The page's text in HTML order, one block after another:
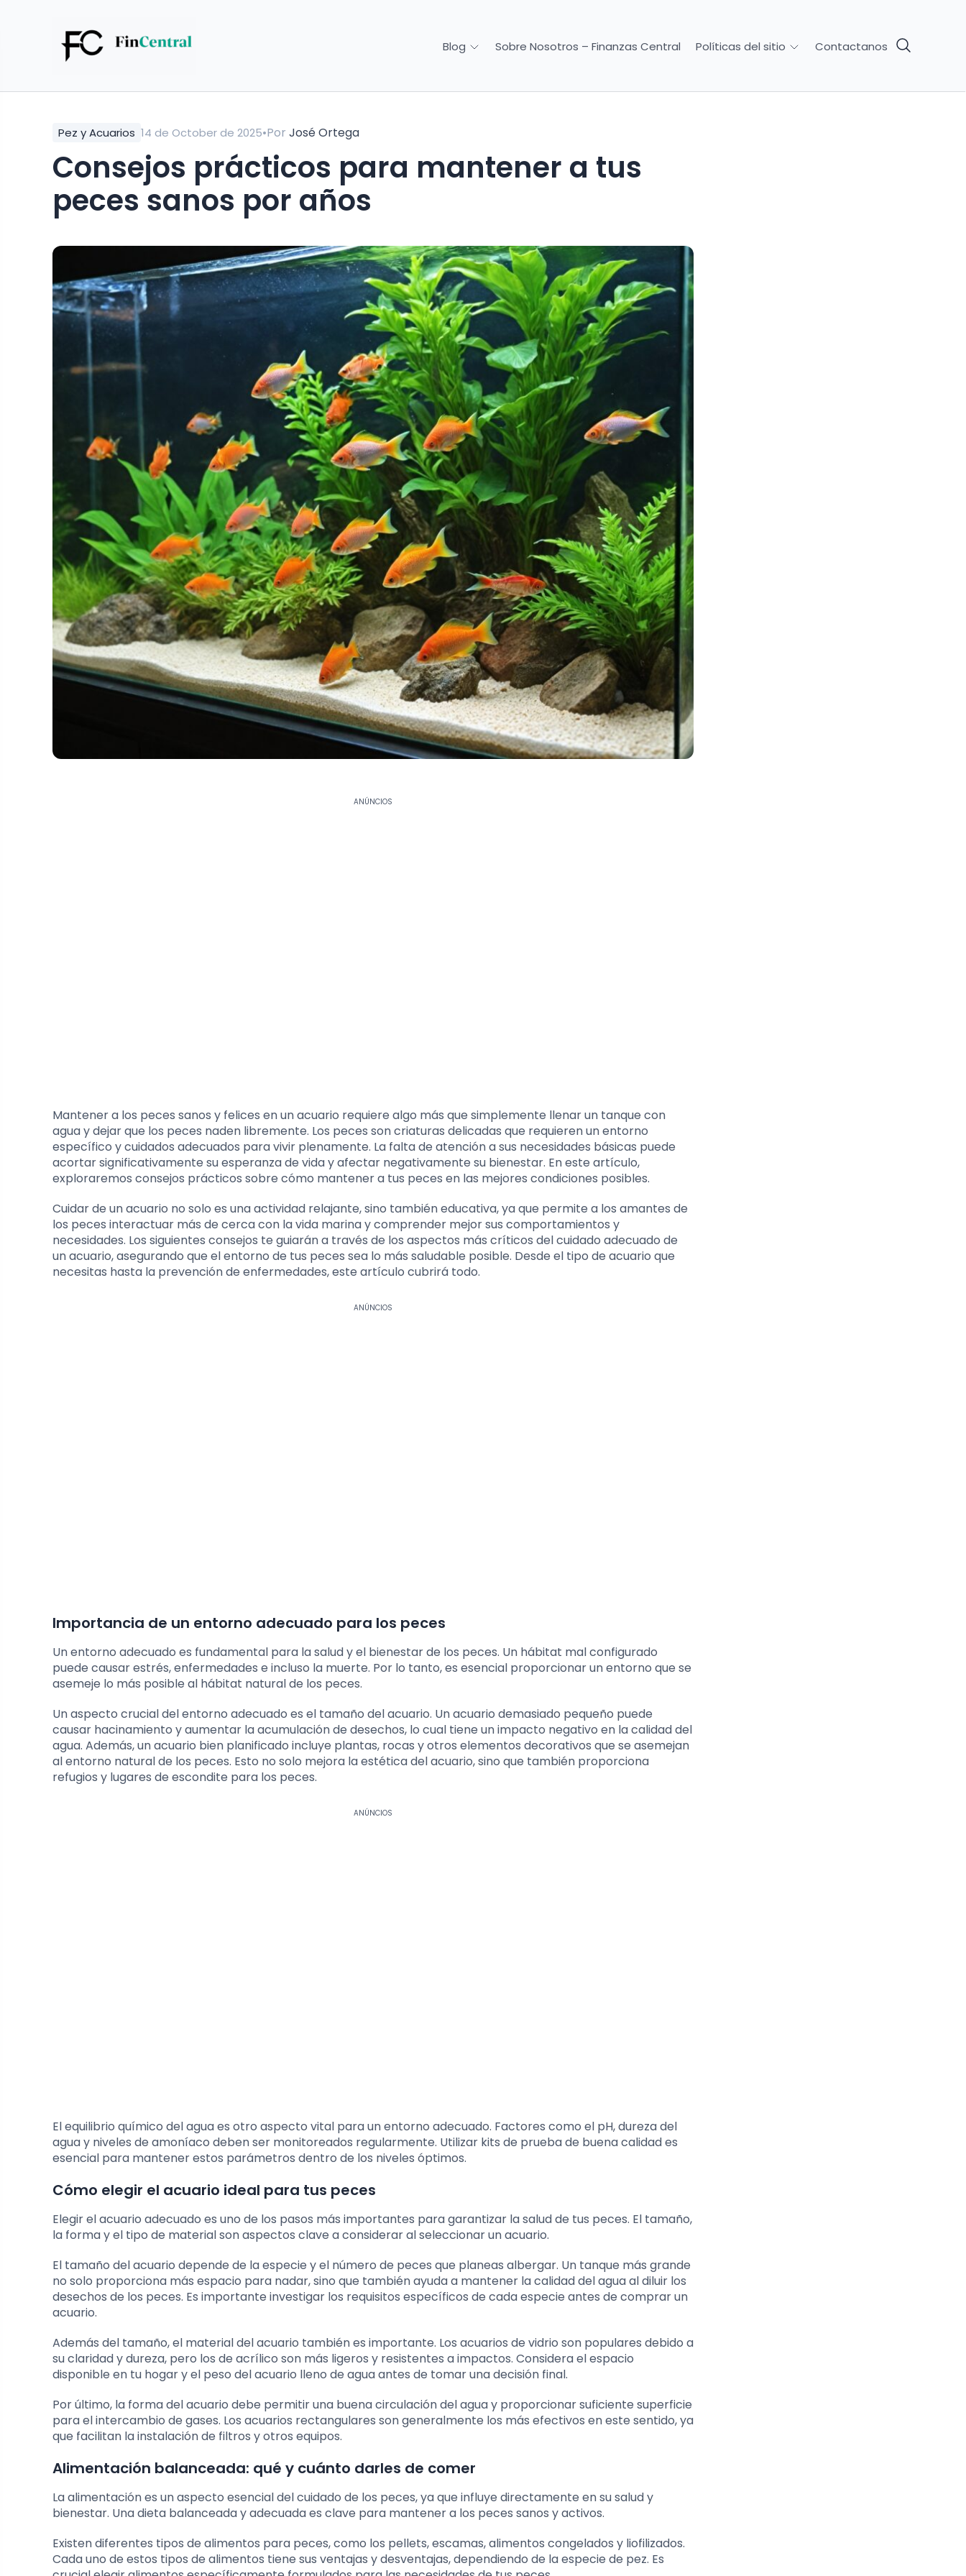
Blog Sobre Nosotros – Finanzas Central Políticas del sitio Contactanos
Pez y Acuarios 14 de October de 2025•Por José Ortega
Consejos prácticos para mantener a tus
peces sanos por años
ANÚNCIOS
Mantener a los peces sanos y felices en un acuario requiere algo más que simplemente llenar un tanque con
agua y dejar que los peces naden libremente. Los peces son criaturas delicadas que requieren un entorno
específico y cuidados adecuados para vivir plenamente. La falta de atención a sus necesidades básicas puede
acortar significativamente su esperanza de vida y afectar negativamente su bienestar. En este artículo,
exploraremos consejos prácticos sobre cómo mantener a tus peces en las mejores condiciones posibles.
Cuidar de un acuario no solo es una actividad relajante, sino también educativa, ya que permite a los amantes de
los peces interactuar más de cerca con la vida marina y comprender mejor sus comportamientos y
necesidades. Los siguientes consejos te guiarán a través de los aspectos más críticos del cuidado adecuado de
un acuario, asegurando que el entorno de tus peces sea lo más saludable posible. Desde el tipo de acuario que
necesitas hasta la prevención de enfermedades, este artículo cubrirá todo.
ANÚNCIOS
Importancia de un entorno adecuado para los peces
Un entorno adecuado es fundamental para la salud y el bienestar de los peces. Un hábitat mal configurado
puede causar estrés, enfermedades e incluso la muerte. Por lo tanto, es esencial proporcionar un entorno que se
asemeje lo más posible al hábitat natural de los peces.
Un aspecto crucial del entorno adecuado es el tamaño del acuario. Un acuario demasiado pequeño puede
causar hacinamiento y aumentar la acumulación de desechos, lo cual tiene un impacto negativo en la calidad del
agua. Además, un acuario bien planificado incluye plantas, rocas y otros elementos decorativos que se asemejan
al entorno natural de los peces. Esto no solo mejora la estética del acuario, sino que también proporciona
refugios y lugares de escondite para los peces.
ANÚNCIOS
El equilibrio químico del agua es otro aspecto vital para un entorno adecuado. Factores como el pH, dureza del
agua y niveles de amoníaco deben ser monitoreados regularmente. Utilizar kits de prueba de buena calidad es
esencial para mantener estos parámetros dentro de los niveles óptimos.
Cómo elegir el acuario ideal para tus peces
Elegir el acuario adecuado es uno de los pasos más importantes para garantizar la salud de tus peces. El tamaño,
la forma y el tipo de material son aspectos clave a considerar al seleccionar un acuario.
El tamaño del acuario depende de la especie y el número de peces que planeas albergar. Un tanque más grande
no solo proporciona más espacio para nadar, sino que también ayuda a mantener la calidad del agua al diluir los
desechos de los peces. Es importante investigar los requisitos específicos de cada especie antes de comprar un
acuario.
Además del tamaño, el material del acuario también es importante. Los acuarios de vidrio son populares debido a
su claridad y dureza, pero los de acrílico son más ligeros y resistentes a impactos. Considera el espacio
disponible en tu hogar y el peso del acuario lleno de agua antes de tomar una decisión final.
Por último, la forma del acuario debe permitir una buena circulación del agua y proporcionar suficiente superficie
para el intercambio de gases. Los acuarios rectangulares son generalmente los más efectivos en este sentido, ya
que facilitan la instalación de filtros y otros equipos.
Alimentación balanceada: qué y cuánto darles de comer
La alimentación es un aspecto esencial del cuidado de los peces, ya que influye directamente en su salud y
bienestar. Una dieta balanceada y adecuada es clave para mantener a los peces sanos y activos.
Existen diferentes tipos de alimentos para peces, como los pellets, escamas, alimentos congelados y liofilizados.
Cada uno de estos tipos de alimentos tiene sus ventajas y desventajas, dependiendo de la especie de pez. Es